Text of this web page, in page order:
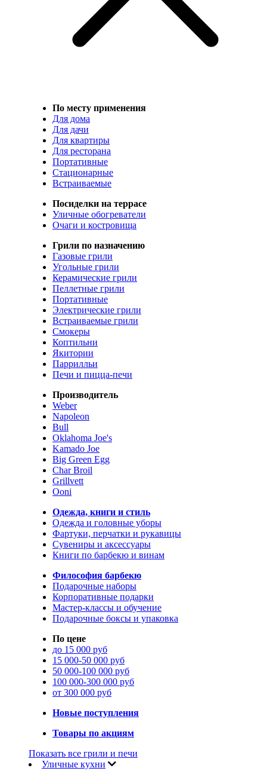
По месту применения
Для дома
Для дачи
Для квартиры
Для ресторана
Портативные
Стационарные
Встраиваемые
Посиделки на террасе
Уличные обогреватели
Очаги и костровища
Грили по назначению
Газовые грили
Угольные грили
Керамические грили
Пеллетные грили
Портативные
Электрические грили
Встраиваемые грили
Смокеры
Коптильни
Якитории
Паррилльи
Печи и пицца-печи
Производитель
Weber
Napoleon
Bull
Oklahoma Joe's
Kamado Joe
Big Green Egg
Char Broil
Grillvett
Ooni
Одежда, книги и стиль
Одежда и головные уборы
Фартуки, перчатки и рукавицы
Сувениры и аксессуары
Книги по барбекю и винам
Философия барбекю
Подарочные наборы
Корпоративные подарки
Мастер-классы и обучение
Подарочные боксы и упаковка
По цене
до 15 000 руб
15 000-50 000 руб
50 000-100 000 руб
100 000-300 000 руб
от 300 000 руб
Новые поступления
Товары по акциям
Показать все грили и печи
Уличные кухни